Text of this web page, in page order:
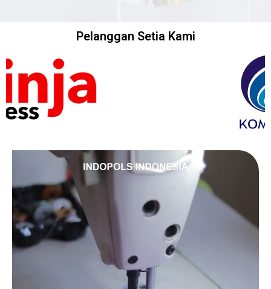
Pelanggan Setia Kami